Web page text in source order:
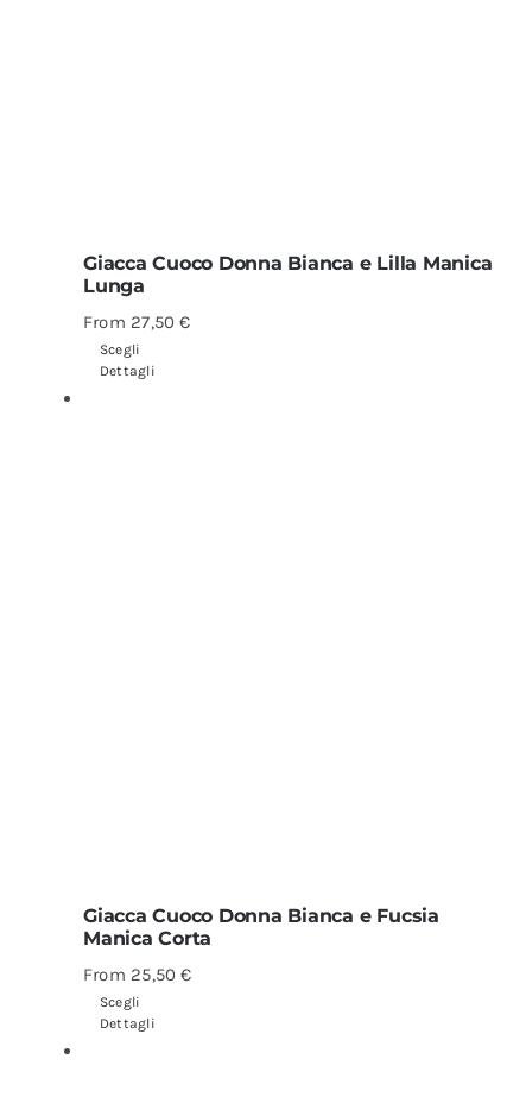
Giacca Cuoco Donna Bianca e Lilla Manica
Lunga
From 27,50€
Scegli
Dettagli
Giacca Cuoco Donna Bianca e Fucsia
Manica Corta
From 25,50€
Scegli
Dettagli